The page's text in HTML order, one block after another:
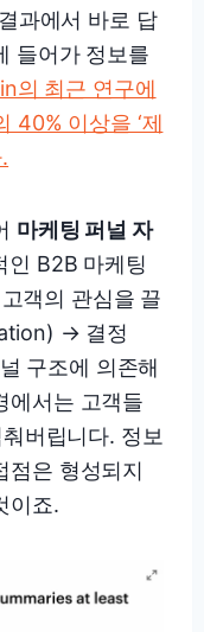
과에서 바로 답
들어가 정보를
의 최근 연구에
40% 이상을 ‘제
마케팅 퍼널 자
인 B2B 마케팅
객의 관심을 끌
→ 결정
구조에 의존해
에서는 고객들
춰버립니다. 정보
점은 형성되지
이죠.